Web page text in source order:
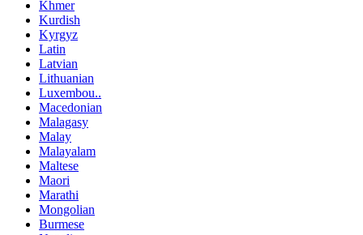
Khmer
Kurdish
Kyrgyz
Latin
Latvian
Lithuanian
Luxembou..
Macedonian
Malagasy
Malay
Malayalam
Maltese
Maori
Marathi
Mongolian
Burmese